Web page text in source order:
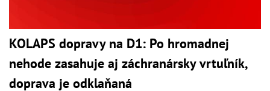
KOLAPS dopravy na D1: Po hromadnej
nehode zasahuje aj záchranársky vrtuľník,
doprava je odklaňaná